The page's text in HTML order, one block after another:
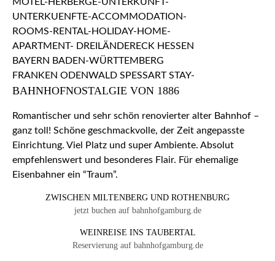
BAHNHOFNOSTALGIE VON 1886
Romantischer und sehr schön renovierter alter Bahnhof –
ganz toll! Schöne geschmackvolle, der Zeit angepasste
Einrichtung. Viel Platz und super Ambiente. Absolut
empfehlenswert und besonderes Flair. Für ehemalige
Eisenbahner ein “Traum”.
ZWISCHEN MILTENBERG UND ROTHENBURG
jetzt buchen auf bahnhofgamburg.de
WEINREISE INS TAUBERTAL
Reservierung auf bahnhofgamburg.de